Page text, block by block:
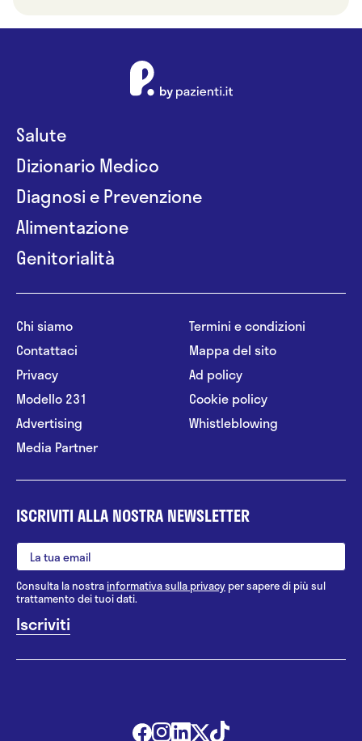
Salute
Dizionario Medico
Diagnosi e Prevenzione
Alimentazione
Genitorialità
Chi siamo
Contattaci
Privacy
Modello 231
Advertising
Media Partner
Termini e condizioni
Mappa del sito
Ad policy
Cookie policy
Whistleblowing
ISCRIVITI ALLA NOSTRA NEWSLETTER
Consulta la nostrainformativa sulla privacy per sapere di più sul
trattamento dei tuoi dati.